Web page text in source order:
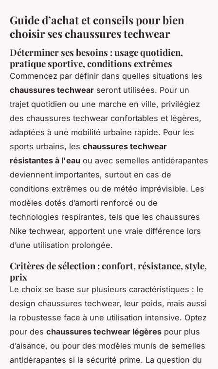
Guide d’achat et conseils pour bien
choisir ses chaussures techwear
Déterminer ses besoins : usage quotidien,
pratique sportive, conditions extrêmes
Commencez par définir dans quelles situations les
chaussures techwear seront utilisées. Pour un
trajet quotidien ou une marche en ville, privilégiez
des chaussures techwear confortables et légères,
adaptées à une mobilité urbaine rapide. Pour les
sports urbains, les chaussures techwear
résistantes à l'eau ou avec semelles antidérapantes
deviennent importantes, surtout en cas de
conditions extrêmes ou de météo imprévisible. Les
modèles dotés d’amorti renforcé ou de
technologies respirantes, tels que les chaussures
Nike techwear, apportent une vraie différence lors
d’une utilisation prolongée.
Critères de sélection : confort, résistance, style,
prix
Le choix se base sur plusieurs caractéristiques : le
design chaussures techwear, leur poids, mais aussi
la robustesse face à une utilisation intensive. Optez
pour des chaussures techwear légères pour plus
d’aisance, ou pour des modèles munis de semelles
antidérapantes si la sécurité prime. La question du